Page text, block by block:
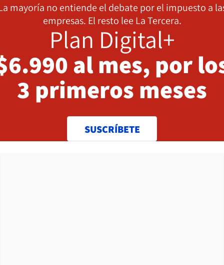
mayoría no entiende el debate por el impuesto a
empresas. El resto lee La Tercera.
Plan Digital+
al mes, por
3 primeros meses
SUSCRÍBETE